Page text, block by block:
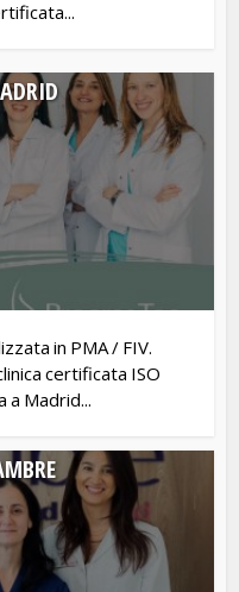
in PMA / FIV.
certificata ISO
a Madrid...